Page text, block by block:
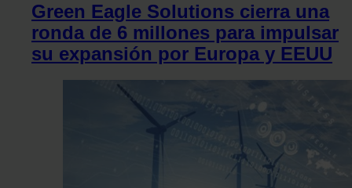
Green Eagle Solutions cierra una
ronda de 6 millones para impulsar
su expansión por Europa y EEUU